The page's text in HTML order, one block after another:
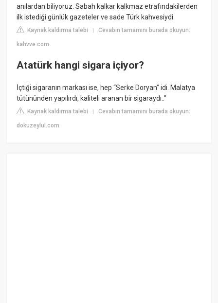
anılardan biliyoruz. Sabah kalkar kalkmaz etrafındakilerden
ilk istediği günlük gazeteler ve sade Türk kahvesiydi.
Kaynak kaldırma talebi |Cevabın tamamını burada okuyun:
kahvve.com
Atatürk hangi sigara içiyor?
İçtiği sigaranın markası ise, hep “Serke Doryan” idi. Malatya
tütününden yapılırdı, kaliteli aranan bir sigaraydı..”
Kaynak kaldırma talebi |Cevabın tamamını burada okuyun:
dokuzeylul.com